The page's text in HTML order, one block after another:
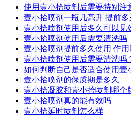
使用壹小拾喷剂后需要特别注
壹小拾喷剂一瓶几毫升 提前多
壹小拾喷剂使用后多久可以见
壹小拾喷剂使用后需要清洗吗
壹小拾喷剂提前多久使用 作用
壹小拾喷剂使用后需要清洗吗
如何判断自己是否适合使用壹
壹小拾喷剂的保质期是多久
壹小拾凝胶和壹小拾喷剂哪个
壹小拾喷剂真的能有效吗
壹小拾延时喷剂怎么样